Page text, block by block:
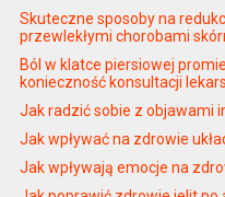
Skuteczne sposoby na
przewlekłymi chorobami
Ból w klatce piersiowej
konieczność konsultacji
Jak radzić sobie z objawami
Jak wpływać na zdrowie
Jak wpływają emocje na